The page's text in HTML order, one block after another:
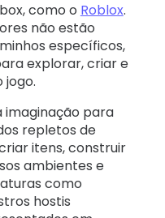
como o Roblox.
não estão
específicos,
explorar, criar e
jogo.
imaginação para
repletos de
itens, construir
ambientes e
como
hostis